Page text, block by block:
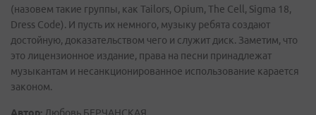
(назовем такие группы, как Tailors, Opium, The Cell, Sigma 18,
Dress Code). И пусть их немного, музыку ребята создают
достойную, доказательством чего и служит диск. Заметим, что
это лицензионное издание, права на песни принадлежат
музыкантам и несанкционированное использование карается
законом.